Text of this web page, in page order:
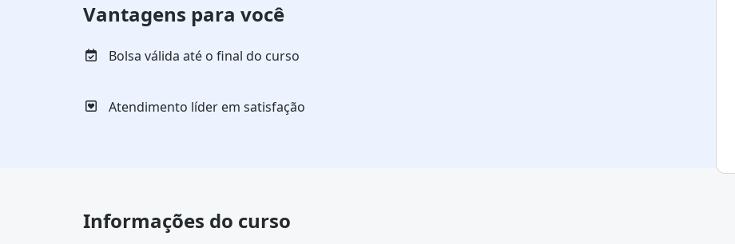
Vantagens para você
Bolsa válida até o final do curso
Atendimento líder em satisfação
Informações do curso